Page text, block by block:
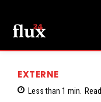
EXTERNE
Less than 1 min. Read